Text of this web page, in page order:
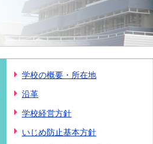
学校の概要・所在地
沿革
学校経営方針
いじめ防止基本方針